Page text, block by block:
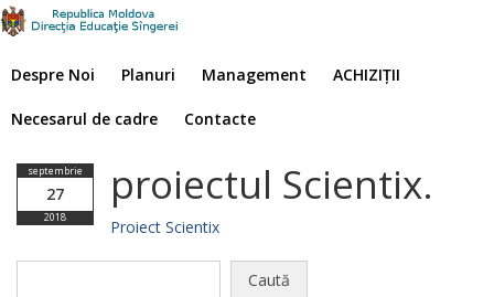
Despre Noi Planuri Management ACHIZIȚII
Necesarul de cadre Contacte
septembrie
27
2018
proiectul Scientix.
Proiect Scientix